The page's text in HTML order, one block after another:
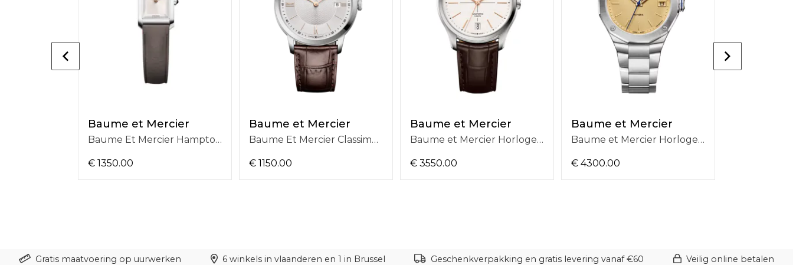
Baume et Mercier
Baume Et Mercier Hampton 28 X 17.75mm, Taupe Lederen Band, Zilverkleurige Wijzerplaat, 5 ATM, Quartz BMM0A10859
€ 1350.00
Baume et Mercier
Baume Et Mercier Classima 40mm, Donker Bruine Lederen Band, Zilverkleurige Wijzerplaat, 5 ATM, Quartz BMM0A10882
€ 1150.00
Baume et Mercier
Baume et Mercier Horloge BMM0A10773 Clifton Automatic 39MM
€ 3550.00
Baume et Mercier
Baume et Mercier Horloge BMM0A10822 Riviera Automatic 39mm
€ 4300.00
Gratis maatvoering op uurwerken 6 winkels in vlaanderen en 1 in Brussel Geschenkverpakking en gratis levering vanaf €60 Veilig online betalen